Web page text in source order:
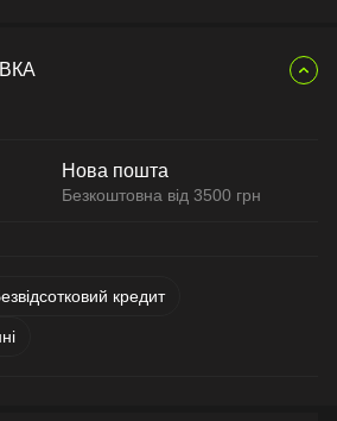
Нова пошта
Безкоштовна від 3500 грн
кредит